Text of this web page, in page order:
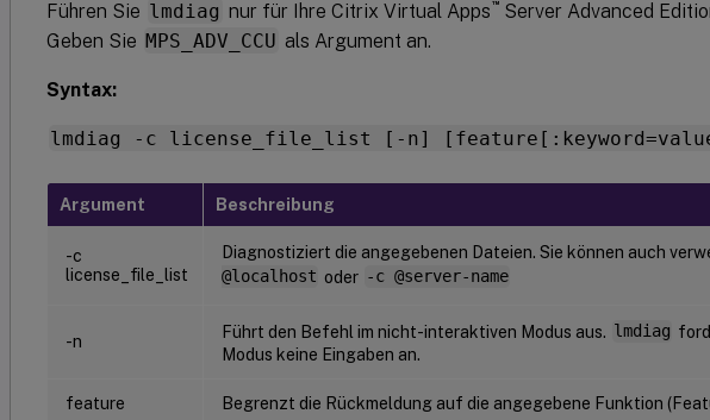
Führen Sie lmdiag nur für Ihre Citrix Virtual Apps ™
Server Advanced
Geben Sie MPS_ADV_CCU als Argument an.
Syntax:
lmdiag -c license_file_list [-n]
Argument Beschreibung
-c
license_file_list
Diagnostiziert die angegebenen Dateien. Sie können auch
@localhost oder -c @server-name
-n Führt den Befehl im nicht-interaktiven Modus aus. lmdiag
Modus keine Eingaben an.
feature Begrenzt die Rückmeldung auf die angegebene Funktion